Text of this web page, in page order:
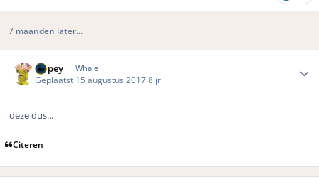
7 maanden later...
Dopey Whale
Geplaatst 15 augustus 20178 jr
deze dus...
Citeren